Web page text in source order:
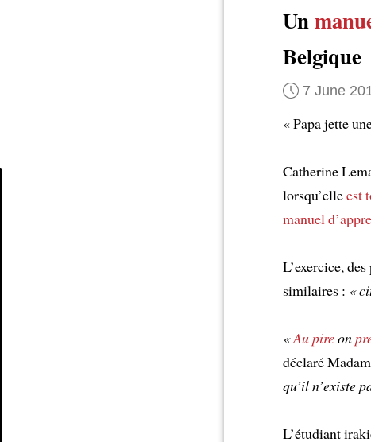
Un
Belgique
7 June
« Papa jette
Catherine
lorsqu’elleest
manuel
L’exercice,
similaires : «
«Au pireon
déclaré
qu’il n’existe
L’étudiant